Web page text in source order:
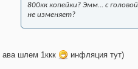
800кк копейки? Эмм... с
не изменяет?
ава шлем 1ккк инфляция тут)